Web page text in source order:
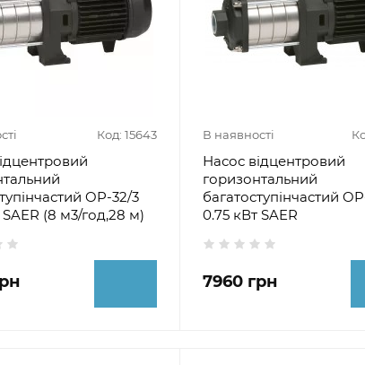
Код: 15643
OP-32/3
SAER (8 м3/год,28 м)
В наявності
Насос відцентровий
горизонтальний
багатоступінчастий
0.75 кВт SAER
7960 грн